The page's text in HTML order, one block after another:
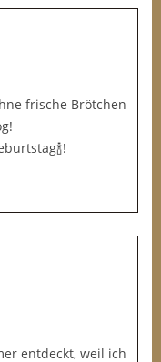
frische Brötchen
entdeckt, weil ich